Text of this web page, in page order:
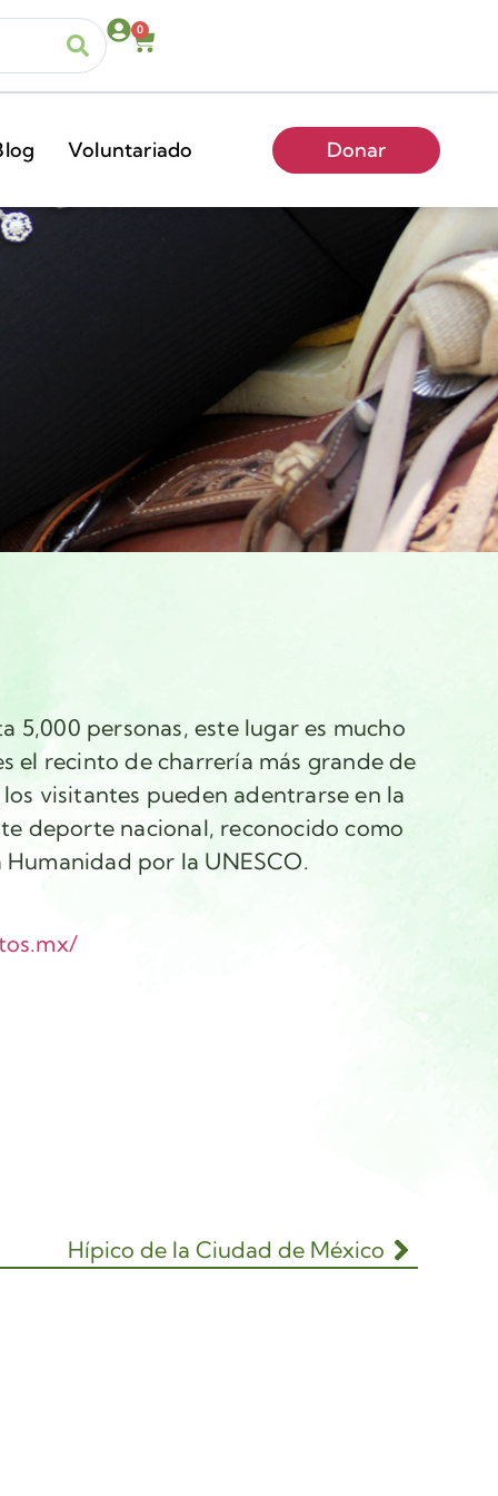
0
Voluntariado Donar
5,000 personas, este lugar es mucho
el recinto de charrería más grande de
visitantes pueden adentrarse en la
deporte nacional, reconocido como
por la UNESCO.
Hípico de la Ciudad de México